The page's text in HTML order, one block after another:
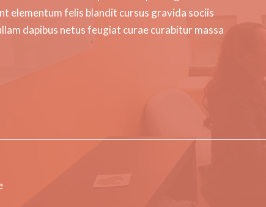
elementum felis blandit cursus gravida sociis
dapibus netus feugiat curae curabitur massa